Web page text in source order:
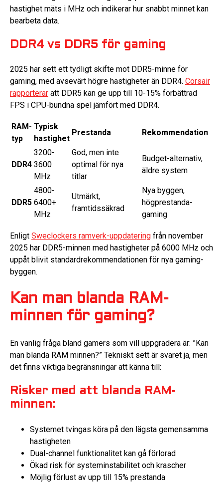
hastighet mäts i MHz och indikerar hur snabbt minnet kan
bearbeta data.
DDR4 vs DDR5 för gaming
2025 har sett ett tydligt skifte mot DDR5-minne för
gaming, med avsevärt högre hastigheter än DDR4. Corsair
rapporterar att DDR5 kan ge upp till 10-15% förbättrad
FPS i CPU-bundna spel jämfört med DDR4.
RAM-
typ
Typisk
hastighet
Prestanda Rekommendation
DDR4
3200-
3600
MHz
God, men inte
optimal för nya
titlar
Budget-alternativ,
äldre system
DDR5
4800-
6400+
MHz
Utmärkt,
framtidssäkrad
Nya byggen,
högprestanda-
gaming
Enligt Sweclockers ramverk-uppdatering från november
2025 har DDR5-minnen med hastigheter på 6000 MHz och
uppåt blivit standardrekommendationen för nya gaming-
byggen.
Kan man blanda RAM-
minnen för gaming?
En vanlig fråga bland gamers som vill uppgradera är: ”Kan
man blanda RAM minnen?” Tekniskt sett är svaret ja, men
det finns viktiga begränsningar att känna till:
Risker med att blanda RAM-
minnen:
Systemet tvingas köra på den lägsta gemensamma
hastigheten
Dual-channel funktionalitet kan gå förlorad
Ökad risk för systeminstabilitet och krascher
Möjlig förlust av upp till 15% prestanda